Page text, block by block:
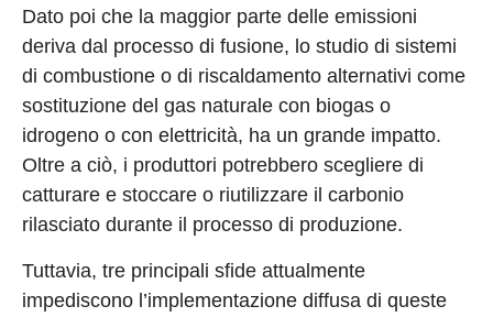
Dato poi che la maggior parte delle emissioni
deriva dal processo di fusione, lo studio di sistemi
di combustione o di riscaldamento alternativi come
sostituzione del gas naturale con biogas o
idrogeno o con elettricità, ha un grande impatto.
Oltre a ciò, i produttori potrebbero scegliere di
catturare e stoccare o riutilizzare il carbonio
rilasciato durante il processo di produzione.
Tuttavia, tre principali sfide attualmente
impediscono l’implementazione diffusa di queste